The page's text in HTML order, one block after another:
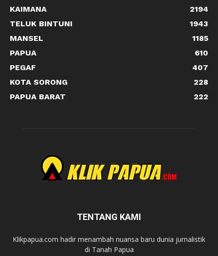
KAIMANA
2194
TELUK BINTUNI
1943
MANSEL
1185
PAPUA
610
PEGAF
407
KOTA SORONG
228
PAPUA BARAT
222
TENTANG KAMI
Klikpapua.com hadir menambah nuansa baru dunia jurnalistik
di Tanah Papua